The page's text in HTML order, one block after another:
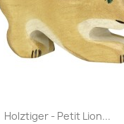
Aperçu rapide
Holztiger - Petit Lion...